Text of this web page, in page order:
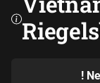
! Neue